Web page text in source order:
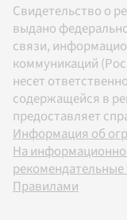
Свидетельство о
выдано
связи,
коммуникаций
несет
содержащейся в
предоставляет
Информация об
На
рекомендательные
Правилами